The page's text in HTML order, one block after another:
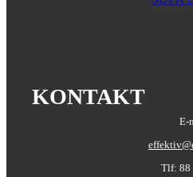
KONTAKT
E-
Tlf: 88